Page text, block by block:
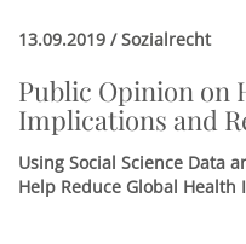
13.09.2019 / Sozialrecht
Public Opinion on
Implications and
Using Social Science Data
Help Reduce Global Health